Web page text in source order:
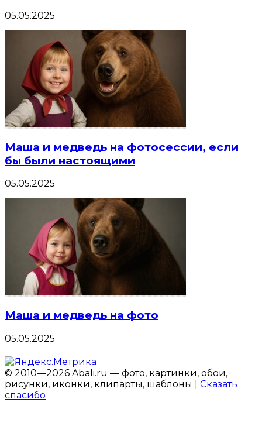
05.05.2025
Маша и медведь на фотосессии, если
бы были настоящими
05.05.2025
Маша и медведь на фото
05.05.2025
© 2010—2026 Abali.ru — фото, картинки, обои,
рисунки, иконки, клипарты, шаблоны | Сказать
спасибо